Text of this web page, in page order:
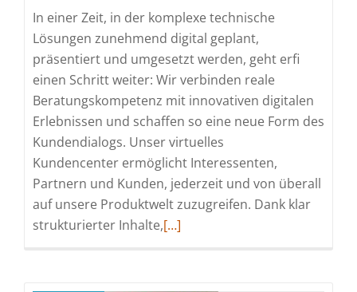
In einer Zeit, in der komplexe technische
Lösungen zunehmend digital geplant,
präsentiert und umgesetzt werden, geht erfi
einen Schritt weiter: Wir verbinden reale
Beratungskompetenz mit innovativen digitalen
Erlebnissen und schaffen so eine neue Form des
Kundendialogs. Unser virtuelles
Kundencenter ermöglicht Interessenten,
Partnern und Kunden, jederzeit und von überall
auf unsere Produktwelt zuzugreifen. Dank klar
strukturierter Inhalte,Read
[…]